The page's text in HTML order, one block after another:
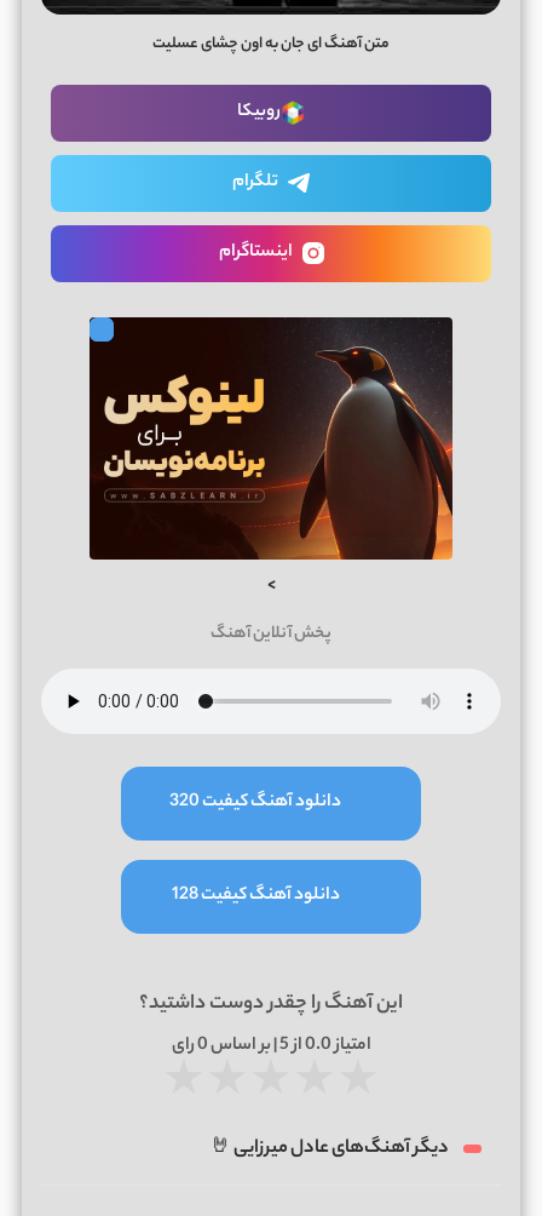
متن آهنگ ای جان به اون چشای عسلیت
روبیکا
تلگرام
اینستاگرام
>
پخش آنلاین آهنگ
دانلود آهنگ کیفیت 320
دانلود آهنگ کیفیت 128
این آهنگ را چقدر دوست داشتید؟
امتیاز0.0از 5 | بر اساس 0رای
دیگر آهنگ‌های عادل میرزایی 🤘